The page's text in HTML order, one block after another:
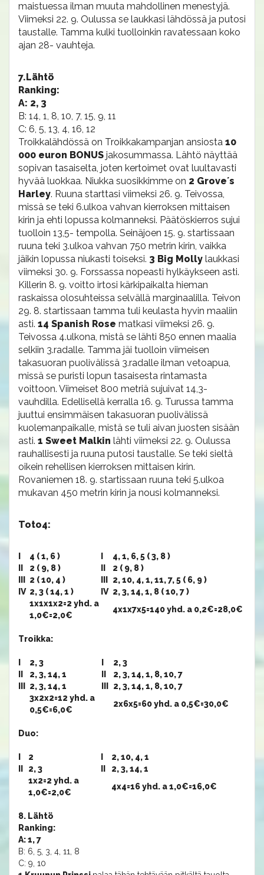
maistuessa ilman muuta mahdollinen menestyjä.
Viimeksi 22. 9. Oulussa se laukkasi lähdössä ja putosi
taustalle. Tamma kulki tuolloinkin ravatessaan koko
ajan 28- vauhteja.
7.Lähtö
Ranking:
A: 2, 3
B: 14, 1, 8, 10, 7, 15, 9, 11
C: 6, 5, 13, 4, 16, 12
Troikkalähdössä on Troikkakampanjan ansiosta 10
000 euron BONUS jakosummassa. Lähtö näyttää
sopivan tasaiselta, joten kertoimet ovat luultavasti
hyvää luokkaa. Niukka suosikkimme on 2 Grove´s
Harley. Ruuna starttasi viimeksi 26. 9. Teivossa,
missä se teki 6.ulkoa vahvan kierroksen mittaisen
kirin ja ehti lopussa kolmanneksi. Päätöskierros sujui
tuolloin 13,5- tempolla. Seinäjoen 15. 9. startissaan
ruuna teki 3.ulkoa vahvan 750 metrin kirin, vaikka
jäikin lopussa niukasti toiseksi. 3 Big Molly laukkasi
viimeksi 30. 9. Forssassa nopeasti hylkäykseen asti.
Killerin 8. 9. voitto irtosi kärkipaikalta hieman
raskaissa olosuhteissa selvällä marginaalilla. Teivon
29. 8. startissaan tamma tuli keulasta hyvin maaliin
asti. 14 Spanish Rose matkasi viimeksi 26. 9.
Teivossa 4.ulkona, mistä se lähti 850 ennen maalia
selkiin 3.radalle. Tamma jäi tuolloin viimeisen
takasuoran puolivälissä 3.radalle ilman vetoapua,
missä se puristi lopun tasaisesta rintamasta
voittoon. Viimeiset 800 metriä sujuivat 14,3-
vauhdilla. Edellisellä kerralla 16. 9. Turussa tamma
juuttui ensimmäisen takasuoran puolivälissä
kuolemanpaikalle, mistä se tuli aivan juosten sisään
asti. 1 Sweet Malkin lähti viimeksi 22. 9. Oulussa
rauhallisesti ja ruuna putosi taustalle. Se teki sieltä
oikein rehellisen kierroksen mittaisen kirin.
Rovaniemen 18. 9. startissaan ruuna teki 5.ulkoa
mukavan 450 metrin kirin ja nousi kolmanneksi.
Toto4:
4 ( 1, 6 )
4, 1, 6, 5 ( 3, 8 )
2 ( 9, 8 )
2 ( 9, 8 )
2 ( 10, 4 )
2, 10, 4, 1, 11, 7, 5 ( 6, 9 )
IV 2, 3 ( 14, 1 ) IV 2, 3, 14, 1, 8 ( 10, 7 )
1x1x1x2=2 yhd. a
1,0€=2,0€
4x1x7x5=140 yhd. a 0,2€=28,0€
Troikka:
2, 3
2, 3
2, 3, 14, 1
2, 3, 14, 1, 8, 10, 7
2, 3, 14, 1
2, 3, 14, 1, 8, 10, 7
3x2x2=12 yhd. a
0,5€=6,0€
2x6x5=60 yhd. a 0,5€=30,0€
Duo:
2
2, 10, 4, 1
2, 3
2, 3, 14, 1
1x2=2 yhd. a
1,0€=2,0€
4x4=16 yhd. a 1,0€=16,0€
8. Lähtö
Ranking:
A: 1, 7
B: 6, 5, 3, 4, 11, 8
C: 9, 10